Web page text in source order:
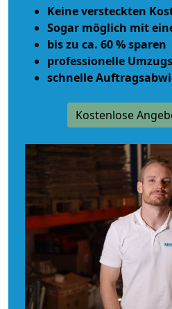
Keine versteckten
Sogar möglich mit
bis zu ca. 60 % sparen
professionelle
schnelle
Kostenlose